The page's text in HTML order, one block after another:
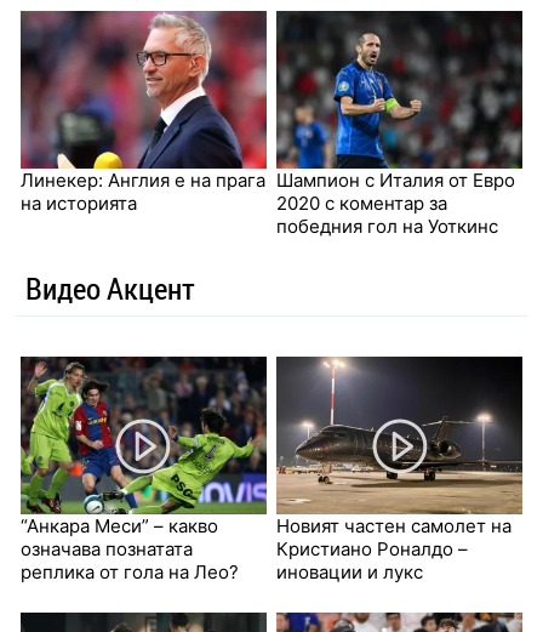
Линекер: Англия е на прага
на историята
Шампион с Италия от Евро
2020 с коментар за
победния гол на Уоткинс
Видео Акцент
“Анкара Меси” – какво
означава познатата
реплика от гола на Лео?
Новият частен самолет на
Кристиано Роналдо –
иновации и лукс